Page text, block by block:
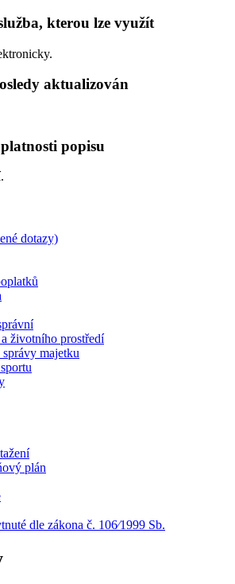
kterou lze využít
aktualizován
popisu
dotazy)
životního prostředí
majetku
plán
dle zákona č. 106⁄1999 Sb.